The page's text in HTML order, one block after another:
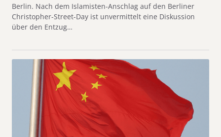
Berlin. Nach dem Islamisten-Anschlag auf den Berliner
Christopher-Street-Day ist unvermittelt eine Diskussion
über den Entzug…